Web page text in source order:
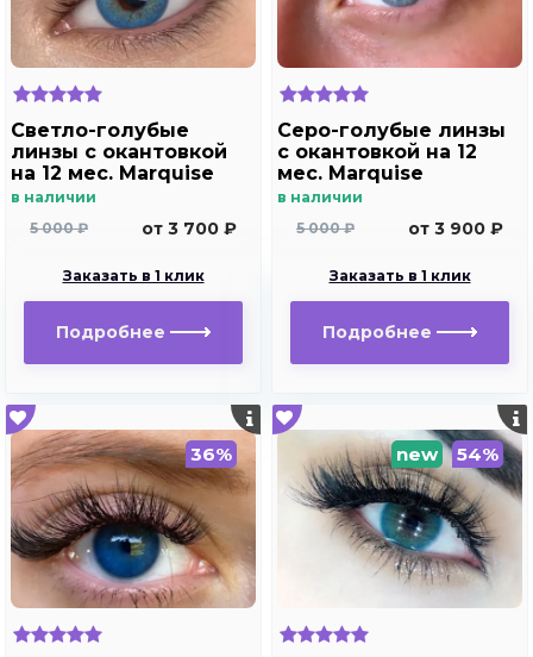
Светло-голубые
линзы c окантовкой
на 12 мес. Marquise
Rumeisa blue
в наличии
5 000 ₽
от 3 700 ₽
Заказать в 1 клик
Подробнее
Серо-голубые линзы
c окантовкой на 12
мес. Marquise
elegance blue
в наличии
5 000 ₽
от 3 900 ₽
Заказать в 1 клик
Подробнее
36% new 54%